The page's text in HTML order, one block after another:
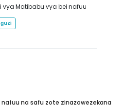
vya Matibabu vya bei nafuu
na safu zote zinazowezekana